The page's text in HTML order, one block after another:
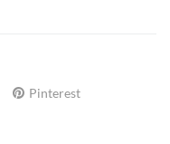
Pinterest